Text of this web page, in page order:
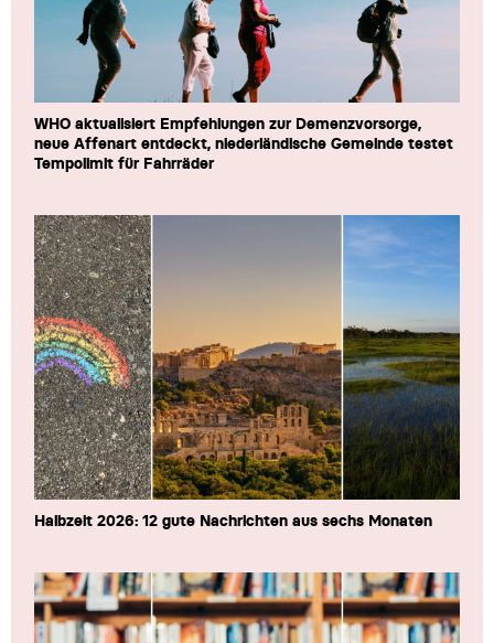
WHO aktualisiert Empfehlungen zur Demenzvorsorge,
neue Affenart entdeckt, niederländische Gemeinde testet
Tempolimit für Fahrräder
Halbzeit 2026: 12 gute Nachrichten aus sechs Monaten